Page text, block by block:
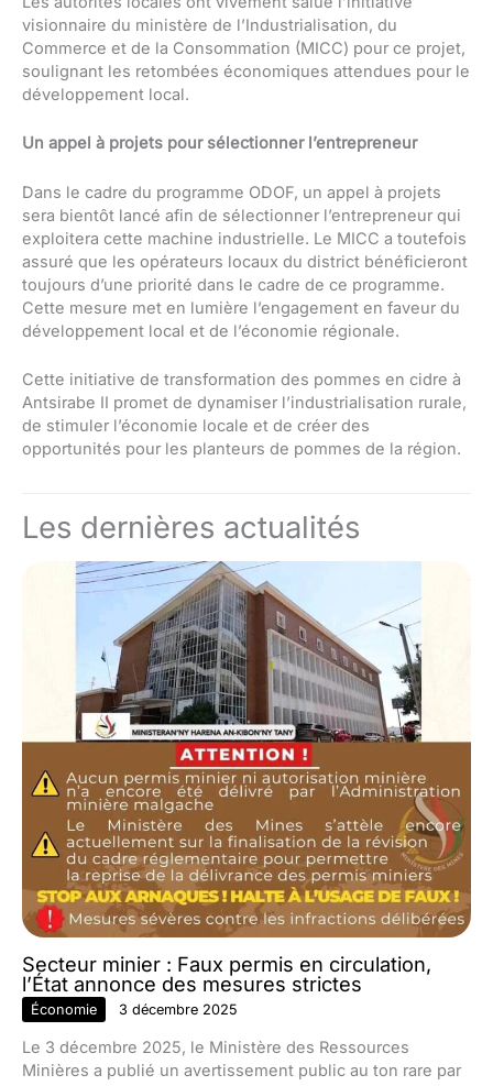
visionnaire du ministère de l’Industrialisation, du
Commerce et de la Consommation (MICC) pour ce projet,
soulignant les retombées économiques attendues pour le
développement local.
Un appel à projets pour sélectionner l’entrepreneur
Dans le cadre du programme ODOF, un appel à projets
sera bientôt lancé afin de sélectionner l’entrepreneur qui
exploitera cette machine industrielle. Le MICC a toutefois
assuré que les opérateurs locaux du district bénéficieront
toujours d’une priorité dans le cadre de ce programme.
Cette mesure met en lumière l’engagement en faveur du
développement local et de l’économie régionale.
Cette initiative de transformation des pommes en cidre à
Antsirabe II promet de dynamiser l’industrialisation rurale,
de stimuler l’économie locale et de créer des
opportunités pour les planteurs de pommes de la région.
Les dernières actualités
Secteur minier : Faux permis en circulation,
l’État annonce des mesures strictes
Économie 3 décembre 2025
Le 3 décembre 2025, le Ministère des Ressources
Minières a publié un avertissement public au ton rare par